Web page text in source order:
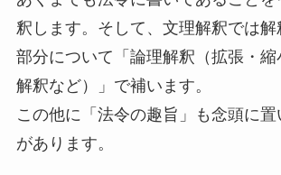
釈します。そして、文理解釈では
部分について「論理解釈（拡張・
解釈など）」で補います。
この他に「法令の趣旨」も念頭に
があります。